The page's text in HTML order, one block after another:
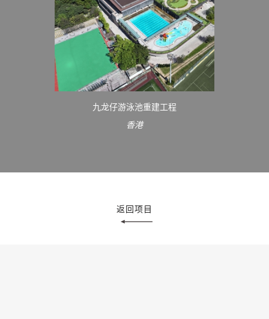
九龙仔游泳池重建工程
香港
返回项目